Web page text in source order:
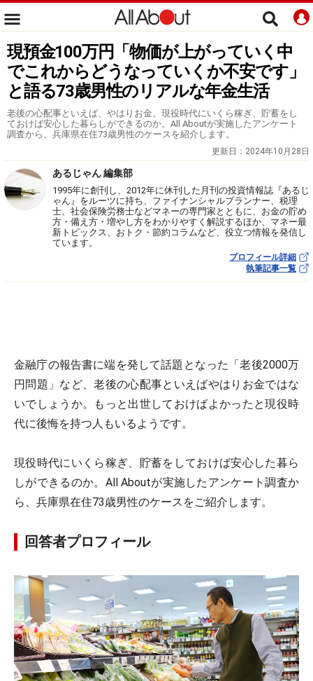
現預金100万円「物価が上がっていく中
でこれからどうなっていくか不安です」
と語る73歳男性のリアルな年金生活
老後の心配事といえば、やはりお金。現役時代にいくら稼ぎ、貯蓄をし
ておけば安心した暮らしができるのか。All Aboutが実施したアンケート
調査から、兵庫県在住73歳男性のケースを紹介します。
更新日： 2024年10月28日
あるじゃん 編集部
1995年に創刊し、2012年に休刊した月刊の投資情報誌『あるじ
ゃん』をルーツに持ち、ファイナンシャルプランナー、税理
士、社会保険労務士などマネーの専門家とともに、お金の貯め
方・備え方・増やし方をわかりやすく解説するほか、マネー最
新トピックス、おトク・節約コラムなど、役立つ情報を発信し
ています。
プロフィール詳細
執筆記事一覧
金融庁の報告書に端を発して話題となった「老後2000万
円問題」など、老後の心配事といえばやはりお金ではな
いでしょうか。もっと出世しておけばよかったと現役時
代に後悔を持つ人もいるようです。
現役時代にいくら稼ぎ、貯蓄をしておけば安心した暮ら
しができるのか。All Aboutが実施したアンケート調査か
ら、兵庫県在住73歳男性のケースをご紹介します。
回答者プロフィール